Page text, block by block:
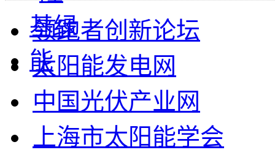
领跑者创新论坛
太阳能发电网
中国光伏产业网
上海市太阳能学会